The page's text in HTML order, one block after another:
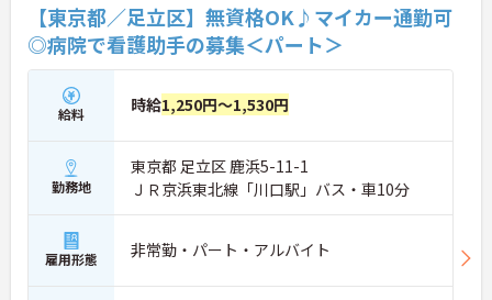
【東京都／足立区】無資格OK♪マイカー通勤可
◎病院で看護助手の募集＜パート＞
給料 時給1,250円～1,530円
勤務地
東京都 足立区 鹿浜5-11-1
ＪＲ京浜東北線「川口駅」バス・車10分
雇用形態 非常勤・パート・アルバイト